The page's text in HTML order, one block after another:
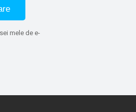
mele de e-